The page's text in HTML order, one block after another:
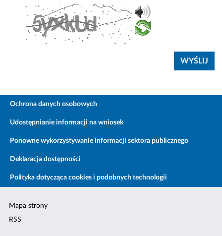
Ochrona danych osobowych
Udostępnianie informacji na wniosek
Ponowne wykorzystywanie informacji sektora publicznego
Deklaracja dostępności
Polityka dotycząca cookies i podobnych technologii
Mapa strony
RSS